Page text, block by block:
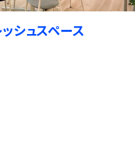
シュスペース